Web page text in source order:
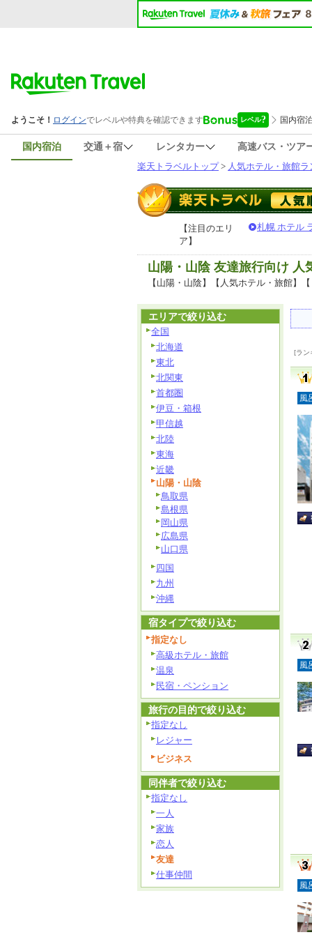
国内宿泊 交通＋宿 レンタカー
高速バス・ツア
楽天トラベルトップ> 人気ホテル・旅館ラ
【注目のエリ
ア】
札幌 ホテル
山陽・山陰 友達旅行向け 人
【山陽・山陰】【人気ホテル・旅館】
[ラン
風
風
風
エリアで絞り込む
全国
北海道
東北
北関東
首都圏
伊豆・箱根
甲信越
北陸
東海
近畿
山陽・山陰
鳥取県
島根県
岡山県
広島県
山口県
四国
九州
沖縄
宿タイプで絞り込む
指定なし
高級ホテル・旅館
温泉
民宿・ペンション
旅行の目的で絞り込む
指定なし
レジャー
ビジネス
同伴者で絞り込む
指定なし
一人
家族
恋人
友達
仕事仲間